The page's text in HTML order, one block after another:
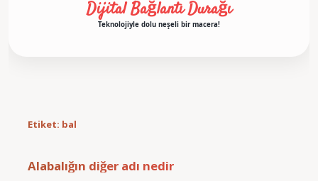
Dijital Bağlantı Durağı
Teknolojiyle dolu neşeli bir macera!
Etiket: bal
Alabalığın diğer adı nedir